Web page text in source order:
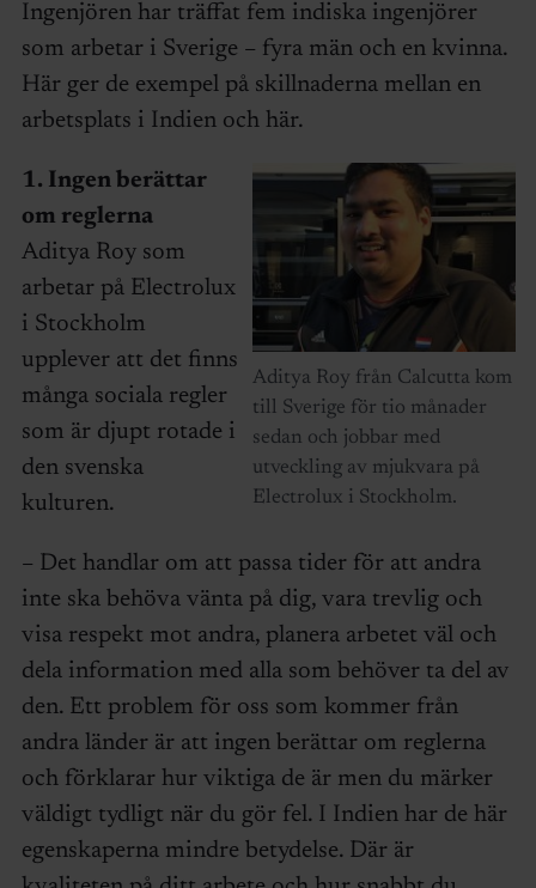
Ingenjören har träffat fem indiska ingenjörer
som arbetar i Sverige – fyra män och en kvinna.
Här ger de exempel på skillnaderna mellan en
arbetsplats i Indien och här.
Aditya Roy från Calcutta kom
till Sverige för tio månader
sedan och jobbar med
utveckling av mjukvara på
Electrolux i Stockholm.
1. Ingen berättar
om reglerna
Aditya Roy som
arbetar på Electrolux
i Stockholm
upplever att det finns
många sociala regler
som är djupt rotade i
den svenska
kulturen.
– Det handlar om att passa tider för att andra
inte ska behöva vänta på dig, vara trevlig och
visa respekt mot andra, planera arbetet väl och
dela information med alla som behöver ta del av
den. Ett problem för oss som kommer från
andra länder är att ingen berättar om reglerna
och förklarar hur viktiga de är men du märker
väldigt tydligt när du gör fel. I Indien har de här
egenskaperna mindre betydelse. Där är